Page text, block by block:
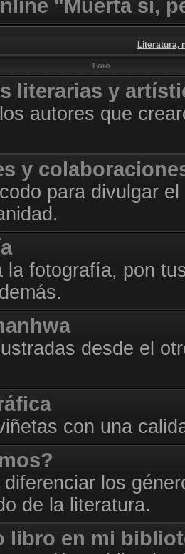
"Muerta sí,
Literatura,
Foro
literarias y
autores que
y
para divulgar
la fotografía, pon
desde el
con una
los
de la literatura.
libro en mi